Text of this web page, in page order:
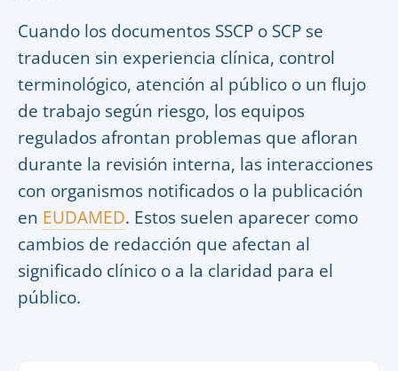
Cuando los documentos SSCP o SCP se
traducen sin experiencia clínica, control
terminológico, atención al público o un flujo
de trabajo según riesgo, los equipos
regulados afrontan problemas que afloran
durante la revisión interna, las interacciones
con organismos notificados o la publicación
en EUDAMED. Estos suelen aparecer como
cambios de redacción que afectan al
significado clínico o a la claridad para el
público.